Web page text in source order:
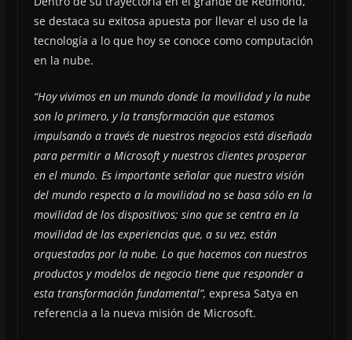
se destaca su exitosa apuesta por llevar el uso de la
tecnología a lo que hoy se conoce como computación
en la nube.
“Hoy vivimos en un mundo donde la movilidad y la nube
son lo primero, y la transformación que estamos
impulsando a través de nuestros negocios está diseñada
para permitir a Microsoft y nuestros clientes prosperar
en el mundo. Es importante señalar que nuestra visión
del mundo respecto a la movilidad no se basa sólo en la
movilidad de los dispositivos; sino que se centra en la
movilidad de las experiencias que, a su vez, están
orquestadas por la nube. Lo que hacemos con nuestros
productos y modelos de negocio tiene que responder a
esta transformación fundamental”, expresa Satya en
referencia a la nueva misión de Microsoft.